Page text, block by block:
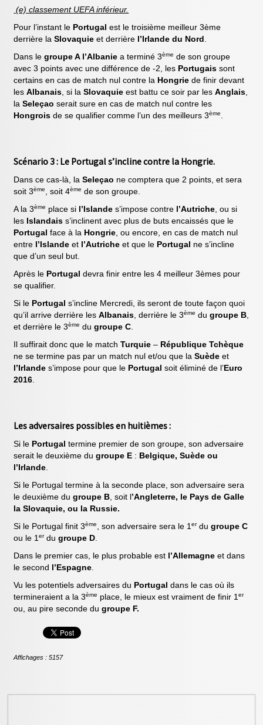
(e) classement UEFA inférieur.
Pour l’instant le Portugalest le troisième meilleur 3ème
derrière laSlovaquieet derrière l’Irlande du Nord .
Dans legroupe A l’Albanie a terminé 3ème de son groupe
avec 3 points avec une différence de -2, les Portugaissont
certains en cas de match nul contre la Hongriede finir devant
lesAlbanais, si laSlovaquieest battu ce soir par lesAnglais,
laSeleçaoserait sure en cas de match nul contre les
Hongroisde se qualifier comme l’un des meilleurs 3ème.
Scénario 3 : Le Portugal s’incline contre la Hongrie.
Dans ce cas-là, laSeleçaone comptera que 2 points, et sera
soit 3ème, soit 4ème de son groupe.
A la 3èmeplace si l’Islandes’impose contre l’Autriche, ou si
lesIslandaiss’inclinent avec plus de buts encaissés que le
Portugalface à la Hongrie, ou encore, en cas de match nul
entrel’Islandeet l’Autricheet que le Portugal ne s’incline
que d’un seul but.
Après le Portugal devra finir entre les 4 meilleur 3èmes pour
se qualifier.
Si le Portugals’incline Mercredi, ils seront de toute façon quoi
qu’il arrive derrière lesAlbanais, derrière le 3ème dugroupe B,
et derrière le 3ème dugroupe C.
Il suffirait donc que le matchTurquie – République Tchèque
ne se termine pas par un match nul et/ou que laSuèdeet
l’Irlandes’impose pour que le Portugalsoit éliminé de l’ Euro
2016.
Les adversaires possibles en huitièmes :
Si le Portugaltermine premier de son groupe, son adversaire
serait le deuxième dugroupe E : Belgique, Suède ou
l’Irlande.
Si le Portugal termine à la seconde place, son adversaire sera
le deuxième dugroupe B, soit l ’Angleterre, le Pays de Galle
la Slovaquie, ou la Russie.
Si le Portugal finit 3ème, son adversaire sera le 1erdugroupe C
ou le 1erdugroupe D.
Dans le premier cas, le plus probable est l’Allemagneet dans
le second
l’Espagne.
Vu les potentiels adversaires du Portugaldans le cas où ils
termineraient a la 3ème place, le mieux est vraiment de finir 1er
ou, au pire seconde dugroupe F.
Affichages : 5157